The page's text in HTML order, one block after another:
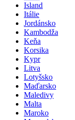
Island
Itálie
Jordánsko
Kambodža
Keňa
Korsika
Kypr
Litva
Lotyšsko
Maďarsko
Maledivy
Malta
Maroko